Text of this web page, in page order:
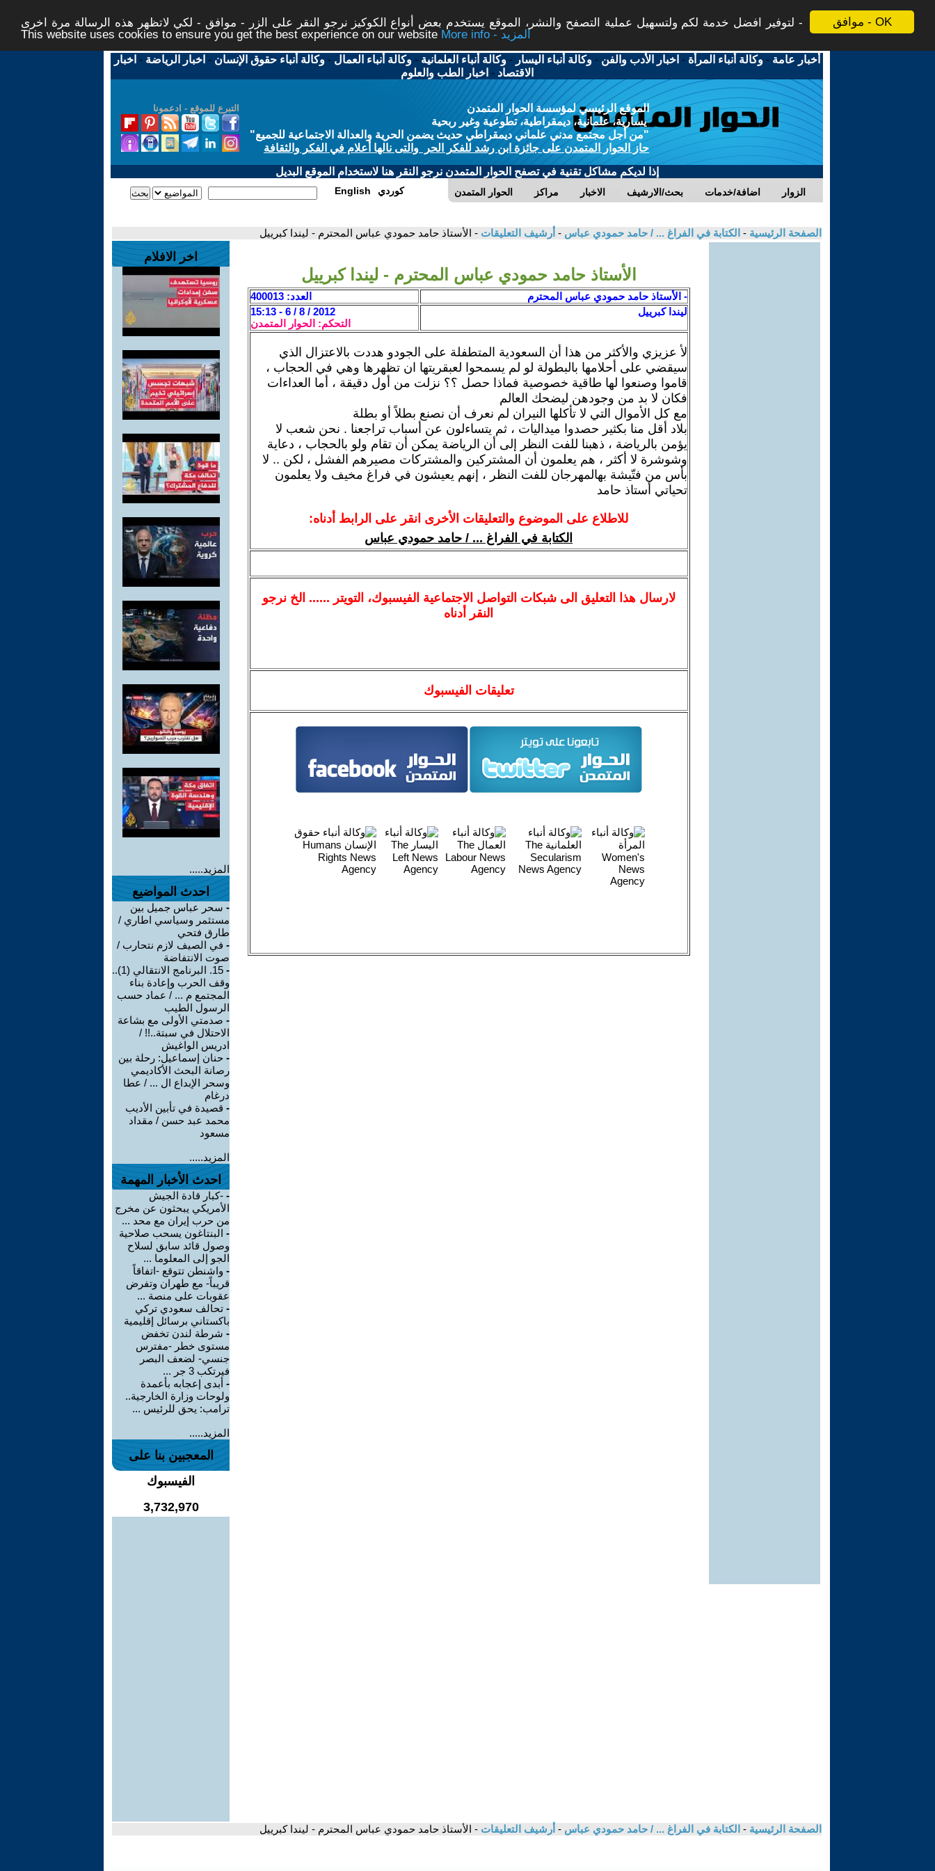
موافق - OK
لتوفير افضل خدمة لكم ولتسهيل عملية التصفح والنشر، الموقع يستخدم بعض أنواع الكوكيز نرجو النقر على الزر - موافق - لكي لاتظهر هذه الرسالة مرة اخرى -
This website uses cookies to ensure you get the best experience on our website
More info - المزيد
أخبار عامة -وكالة أنباء المرأة - اخبار الأدب والفن -وكالة أنباء اليسار -وكالة أنباء العلمانية -وكالة أنباء العمال -وكالة أنباء حقوق الإنسان - اخبار الرياضة - اخبار
الاقتصاد - اخبار الطب والعلوم
التبرع للموقع - ادعمونا
الموقع الرئيسي لمؤسسة الحوار المتمدن
يسارية، علمانية، ديمقراطية، تطوعية وغير ربحية
"من أجل مجتمع مدني علماني ديمقراطي حديث يضمن الحرية والعدالة الاجتماعية للجميع"
حاز الحوار المتمدن على جائزة ابن رشد للفكر الحر والتى نالها أعلام في الفكر والثقافة
إذا لديكم مشاكل تقنية في تصفح الحوار المتمدن نرجو النقر هنا لاستخدام الموقع البديل
الحوار المتمدن مراكز الاخبار بحث/الارشيف اضافة/خدمات الزوار English كوردي
الصفحة الرئيسية - الكتابة في الفراغ ... / حامد حمودي عباس - أرشيف التعليقات - الأستاذ حامد حمودي عباس المحترم - ليندا كبرييل
الأستاذ حامد حمودي عباس المحترم - ليندا كبرييل
- الأستاذ حامد حمودي عباس المحترم
العدد: 400013
ليندا كبرييل
2012 / 8 / 6 - 15:13
التحكم: الحوار المتمدن
لأ عزيزي والأكثر من هذا أن السعودية المتطفلة على الجودو هددت بالاعتزال الذي
سيقضي على أحلامها بالبطولة لو لم يسمحوا لعبقريتها ان تظهرها وهي في الحجاب ،
قاموا وصنعوا لها طاقية خصوصية فماذا حصل ؟؟ نزلت من أول دقيقة ، أما العداءات
فكان لا بد من وجودهن ليضحك العالم
مع كل الأموال التي لا تأكلها النيران لم نعرف أن نصنع بطلاً أو بطلة
بلاد أقل منا بكثير حصدوا ميداليات ، ثم يتساءلون عن أسباب تراجعنا . نحن شعب لا
يؤمن بالرياضة ، ذهبنا للفت النظر إلى أن الرياضة يمكن أن تقام ولو بالحجاب ، دعاية
وشوشرة لا أكثر ، هم يعلمون أن المشتركين والمشتركات مصيرهم الفشل ، لكن .. لا
بأس من فتّيشة بهالمهرجان للفت النظر ، إنهم يعيشون في فراغ مخيف ولا يعلمون
تحياتي أستاذ حامد
للاطلاع على الموضوع والتعليقات الأخرى انقر على الرابط أدناه:
الكتابة في الفراغ ... / حامد حمودي عباس
لارسالهذا التعليق الى شبكات التواصل الاجتماعية الفيسبوك، التويتر ...... الخ نرجو
النقر أدناه
تعليقات الفيسبوك
اخر الافلام
المزيد.....
احدث المواضيع
- سحر عباس جميل بين
مستثمر وسياسي اطاري /
طارق فتحي
- في الصيف لازم نتحارب /
صوت الانتفاضة
-
15. البرنامج الانتقالي (1)..
وقف الحرب وإعادة بناء
المجتمع م ... / عماد حسب
الرسول الطيب
- صدمتي الأولى مع بشاعة
الاحتلال في سبتة..!! /
ادريس الواغيش
- حنان إسماعيل: رحلة بين
رصانة البحث الأكاديمي
وسحر الإبداع ال ... / عطا
درغام
- قصيدة في تأبين الأديب
محمد عبد حسن / مقداد
مسعود
المزيد.....
احدث الأخبار المهمة
- -كبار قادة الجيش
الأمريكي يبحثون عن مخرج
من حرب إيران مع محد ...
- البنتاغون يسحب صلاحية
وصول قائد سابق لسلاح
الجو إلى المعلوما ...
- واشنطن تتوقع -اتفاقاً
قريباً- مع طهران وتفرض
عقوبات على منصة ...
- تحالف سعودي تركي
باكستاني برسائل إقليمية
- شرطة لندن تخفض
مستوى خطر -مفترس
جنسي- لضعف البصر
فيرتكب 3 جر ...
- أبدى إعجابه بأعمدة
ولوحات وزارة الخارجية..
ترامب: يحق للرئيس ...
المزيد.....
المعجبين بنا على
الفيسبوك
3,732,970
الصفحة الرئيسية - الكتابة في الفراغ ... / حامد حمودي عباس - أرشيف التعليقات - الأستاذ حامد حمودي عباس المحترم - ليندا كبرييل